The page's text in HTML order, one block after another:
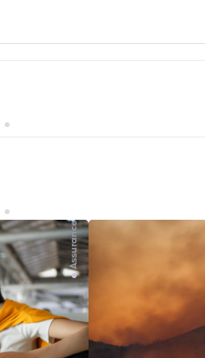
Assurance